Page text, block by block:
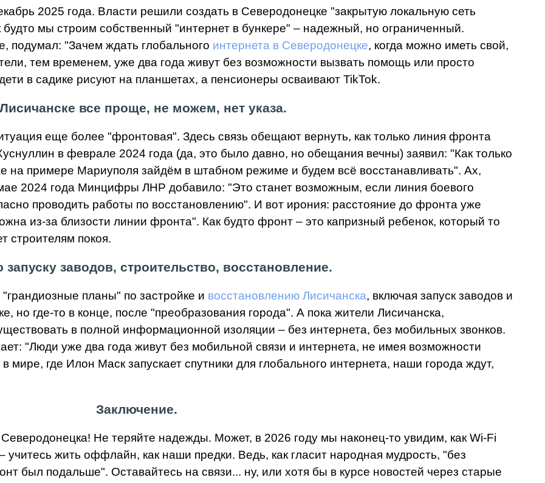
2025 года. Власти решили создать в Северодонецке "закрытую локальную сеть
будто мы строим собственный "интернет в бункере" – надежный, но ограниченный.
подумал: "Зачем ждать глобального интернета в Северодонецке, когда можно иметь свой,
тем временем, уже два года живут без возможности вызвать помощь или просто
в садике рисуют на планшетах, а пенсионеры осваивают TikTok.
все проще, не можем, нет указа.
еще более "фронтовая". Здесь связь обещают вернуть, как только линия фронта
в феврале 2024 года (да, это было давно, но обещания вечны) заявил: "Как только
на примере Мариуполя зайдём в штабном режиме и будем всё восстанавливать". Ах,
2024 года Минцифры ЛНР добавило: "Это станет возможным, если линия боевого
проводить работы по восстановлению". И вот ирония: расстояние до фронта уже
из-за близости линии фронта". Как будто фронт – это капризный ребенок, который то
строителям покоя.
заводов, строительство, восстановление.
планы" по застройке и восстановлению Лисичанска, включая запуск заводов и
но где-то в конце, после "преобразования города". А пока жители Лисичанска,
в полной информационной изоляции – без интернета, без мобильных звонков.
"Люди уже два года живут без мобильной связи и интернета, не имея возможности
мире, где Илон Маск запускает спутники для глобального интернета, наши города ждут,
Заключение.
Не теряйте надежды. Может, в 2026 году мы наконец-то увидим, как Wi-Fi
учитесь жить оффлайн, как наши предки. Ведь, как гласит народная мудрость, "без
был подальше". Оставайтесь на связи... ну, или хотя бы в курсе новостей через старые